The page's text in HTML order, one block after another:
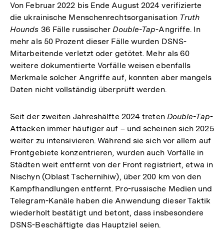
Von Februar 2022 bis Ende August 2024 verifizierte
die ukrainische Menschenrechtsorganisation Truth
Hounds 36 Fälle russischerDouble-Tap-Angriffe. In
mehr als 50 Prozent dieser Fälle wurden DSNS-
Mitarbeitende verletzt oder getötet. Mehr als 60
weitere dokumentierte Vorfälle weisen ebenfalls
Merkmale solcher Angriffe auf, konnten aber mangels
Daten nicht vollständig überprüft werden.
Seit der zweiten Jahreshälfte 2024 treten Double-Tap-
Attacken immer häufiger auf – und scheinen sich 2025
weiter zu intensivieren. Während sie sich vor allem auf
Frontgebiete konzentrieren, wurden auch Vorfälle in
Städten weit entfernt von der Front registriert, etwa in
Nischyn (Oblast Tschernihiw), über 200 km von den
Kampfhandlungen entfernt. Pro-russische Medien und
Telegram-Kanäle haben die Anwendung dieser Taktik
wiederholt bestätigt und betont, dass insbesondere
DSNS-Beschäftigte das Hauptziel seien.